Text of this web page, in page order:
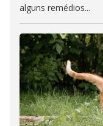
alguns remédios...